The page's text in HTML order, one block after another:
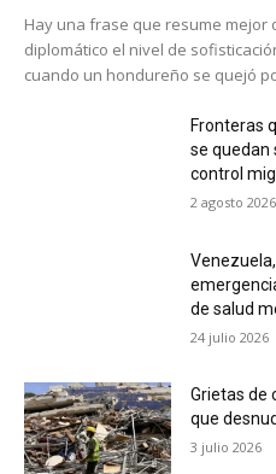
Hay una frase que resume mejor
diplomático el nivel de
cuando un hondureño se quejó
Fronteras
se quedan
control
2 agosto 2026
de salud
24 julio 2026
Grietas de
que
3 julio 2026